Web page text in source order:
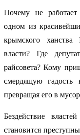
Почему не работает
одном из
крымского ханства
власти? Где
райсовета? Кому
смердящую
превращая его в
Бездействие
становится